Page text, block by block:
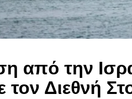
από την
τον Διεθνή